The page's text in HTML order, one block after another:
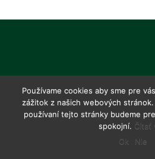
Používame cookies aby sme pre
zážitok z našich webových
používaní tejto stránky budeme
spokojní. Čítať
Ok
Nie